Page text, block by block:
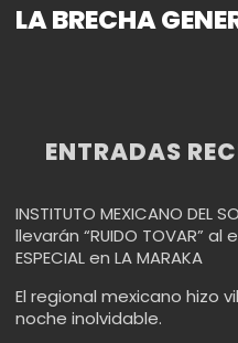
LA BRECHA
ENTRADAS
INSTITUTO MEXICANO DEL
llevarán “RUIDO TOVAR”
ESPECIAL en LA MARAKA
El regional mexicano hizo
noche inolvidable.